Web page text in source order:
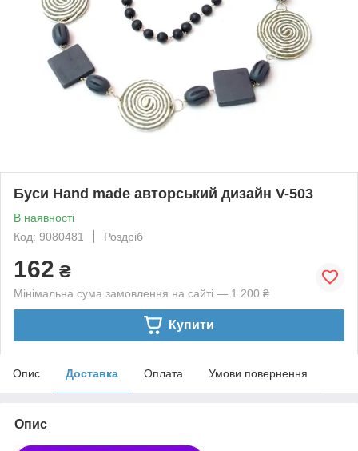
Буси Hand made авторський дизайн V-503
В наявності
Код: 9080481
Роздріб
162 ₴
Мінімальна сума замовлення на сайті — 1 200 ₴
Купити
Опис Доставка Оплата Умови повернення
Опис